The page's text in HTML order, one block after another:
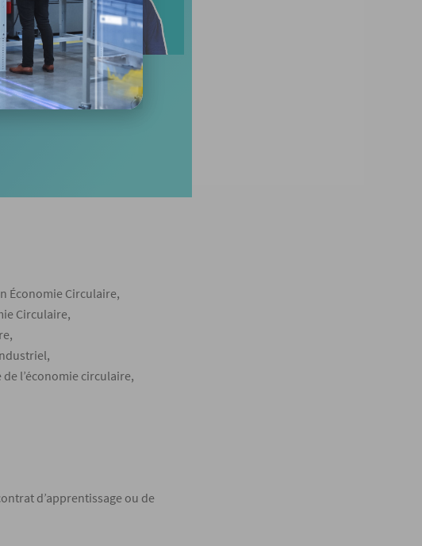
Économie Circulaire,
Circulaire,
l’économie circulaire,
d’apprentissage ou de